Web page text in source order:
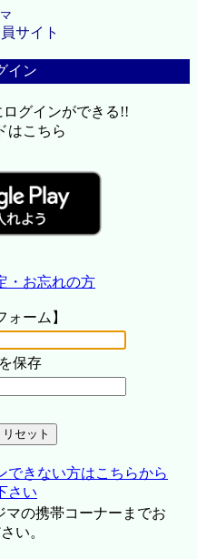
サイト
イン
グインができる!!
はこちら
・お忘れの方
ォーム】
保存
できない方はこちらから
さい
の携帯コーナーまでお
い。